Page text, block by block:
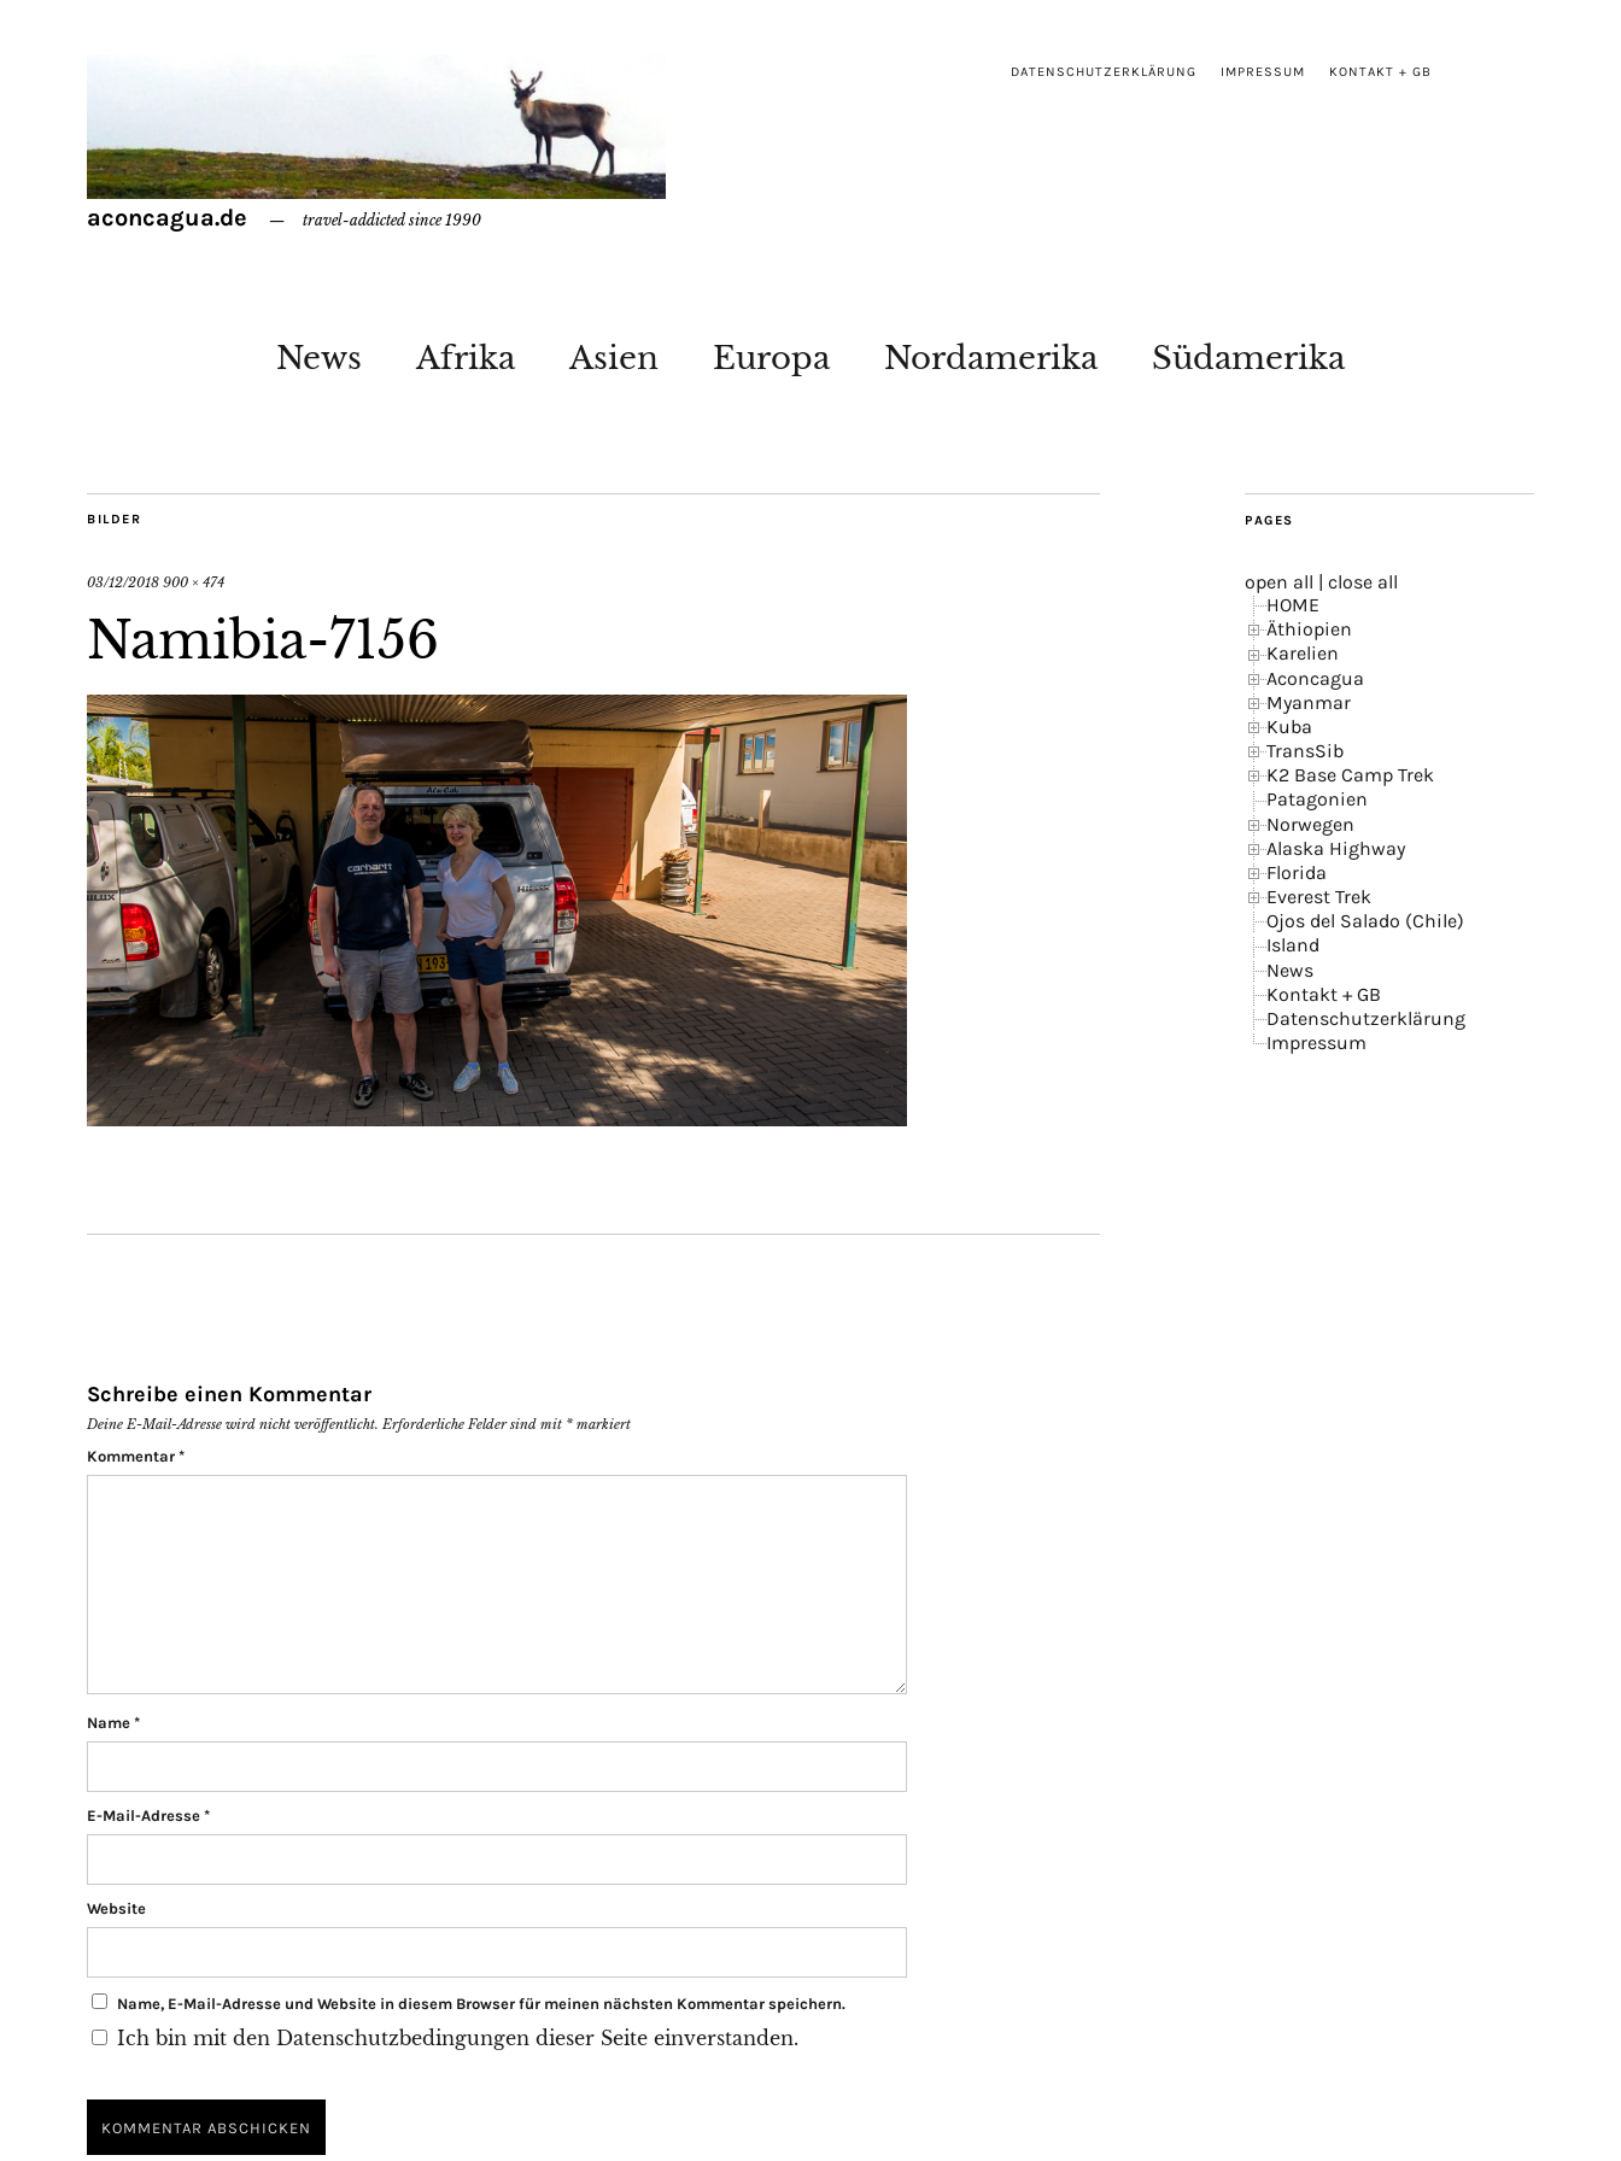
DATENSCHUTZERKLÄRUNG IMPRESSUM KONTAKT + GB
aconcagua.de travel-addicted since 1990
News Afrika Asien Europa Nordamerika Südamerika
BILDER
03/12/2018 900 × 474
Namibia-7156
Schreibe einen Kommentar
Deine E-Mail-Adresse wird nicht veröffentlicht. Erforderliche Felder sind mit * markiert
Kommentar *
Name *
E-Mail-Adresse *
Website
Name, E-Mail-Adresse und Website in diesem Browser für meinen nächsten Kommentar speichern.
Ich bin mit den Datenschutzbedingungen dieser Seite einverstanden.
PAGES
open all | close all
HOME
Äthiopien
Karelien
Aconcagua
Myanmar
Kuba
TransSib
K2 Base Camp Trek
Patagonien
Norwegen
Alaska Highway
Florida
Everest Trek
Ojos del Salado (Chile)
Island
News
Kontakt + GB
Datenschutzerklärung
Impressum